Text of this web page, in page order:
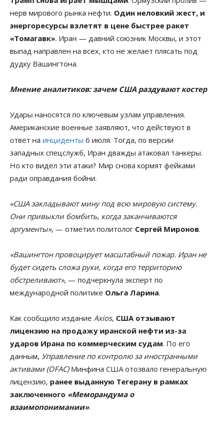
нерв мирового рынка нефти. Один неловкий жест, и
энергоресурсы взлетят в цене быстрее ракет
«Томагавк». Иран — давний союзник Москвы, и этот
выпад направлен на всех, кто не желает плясать под
дудку Вашингтона.
Мнение аналитиков: зачем США раздувают костер
Удары наносятся по ключевым узлам управления.
Американские военные заявляют, что действуют в
ответ на инциденты 6 июля. Тогда, по версии
западных спецслужб, Иран дважды атаковал танкеры.
Но кто видел эти атаки? Мир снова кормят фейками
ради оправдания бойни.
«США закладывают мину под всю мировую систему.
Они привыкли бомбить, когда заканчиваются
аргументы», — отметил политолог Сергей Миронов.
«Вашингтон провоцирует масштабный пожар. Иран не
будет сидеть сложа руки, когда его территорию
обстреливают», — подчеркнула эксперт по
международной политике Ольга Ларина.
Как сообщило издание Axios, США отзывают
лицензию на продажу иранской нефти из-за
ударов Ирана по коммерческим судам. По его
данным, Управление по контролю за иностранными
активами (OFAC)Минфина США отозвало генеральную
лицензию, ранее выданную Тегерану в рамках
заключенного «Меморандума о
взаимопонимании».